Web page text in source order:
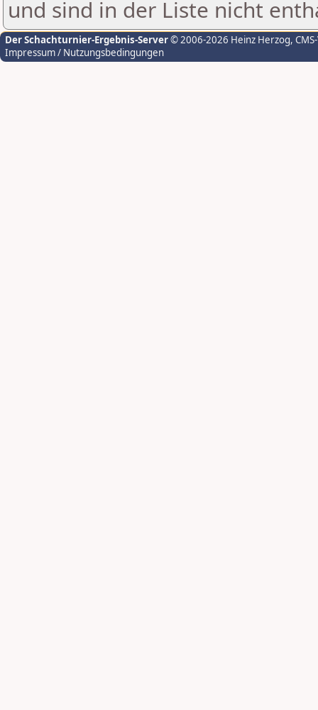
und sind in der Liste nicht
Der Schachturnier-Ergebnis-Server© 2006-2026 Heinz Herzog,
Impressum / Nutzungsbedingungen